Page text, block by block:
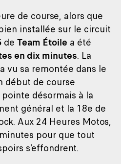
de course, alors que
installée sur le circuit
de Team Étoile a été
en dix minutes. La
vu sa remontée dans le
début de course
désormais à la
général et la 18e de
Aux 24 Heures Motos,
pour que tout
s’effondrent.